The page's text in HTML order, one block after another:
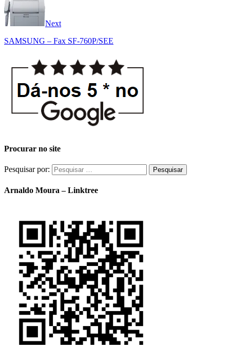
Next
SAMSUNG – Fax SF-760P/SEE
Procurar no site
Pesquisar por:
Arnaldo Moura – Linktree